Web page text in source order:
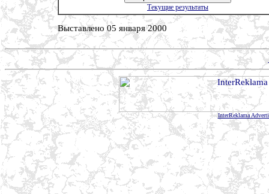
Текущие результаты
Выставлено 05 января 2000
InterReklama